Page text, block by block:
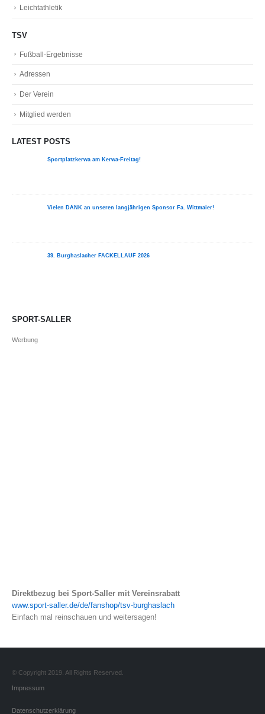
Leichtathletik
TSV
Fußball-Ergebnisse
Adressen
Der Verein
Mitglied werden
LATEST POSTS
Sportplatzkerwa am Kerwa-Freitag!
Vielen DANK an unseren langjährigen Sponsor Fa. Wittmaier!
39. Burghaslacher FACKELLAUF 2026
SPORT-SALLER
Werbung
Direktbezug bei Sport-Saller mit Vereinsrabatt
www.sport-saller.de/de/fanshop/tsv-burghaslach
Einfach mal reinschauen und weitersagen!
© Copyright 2019. All Rights Reserved.
Impressum
Datenschutzerklärung